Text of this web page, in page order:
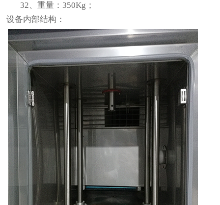
32、重量：350Kg；
设备内部结构：